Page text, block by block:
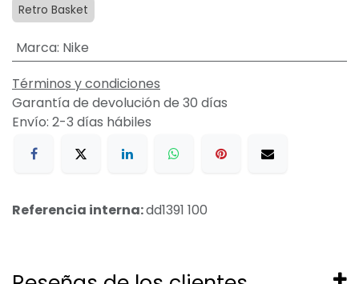
Retro Basket
Marca: Nike
Términos y condiciones
Garantía de devolución de 30 días
Envío: 2-3 días hábiles
Referencia interna:dd1391 100